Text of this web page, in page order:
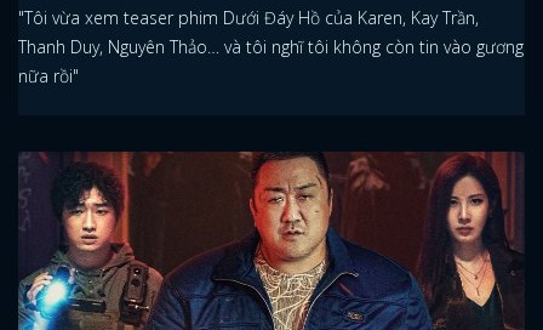
"Tôi vừa xem teaser phim Dưới Đáy Hồ của Karen, Kay Trần,
Thanh Duy, Nguyên Thảo… và tôi nghĩ tôi không còn tin vào gương
nữa rồi"